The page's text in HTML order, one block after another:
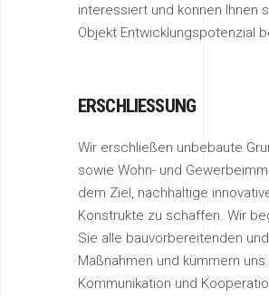
interessiert und können Ihnen
Objekt Entwicklungspotenzial
ERSCHLIESSUNG
Wir erschließen unbebaute
sowie Wohn- und
dem Ziel, nachhaltige
Konstrukte zu schaffen. Wir
Sie alle bauvorbereitenden
Maßnahmen und kümmern uns
Kommunikation und